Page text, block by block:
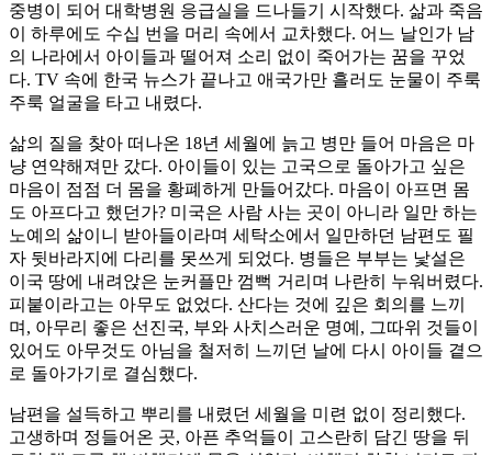
중병이 되어 대학병원 응급실을 드나들기 시작했다. 삶과 죽음
이 하루에도 수십 번을 머리 속에서 교차했다. 어느 날인가 남
의 나라에서 아이들과 떨어져 소리 없이 죽어가는 꿈을 꾸었
다. TV 속에 한국 뉴스가 끝나고 애국가만 흘러도 눈물이 주룩
주룩 얼굴을 타고 내렸다.
삶의 질을 찾아 떠나온 18년 세월에 늙고 병만 들어 마음은 마
냥 연약해져만 갔다. 아이들이 있는 고국으로 돌아가고 싶은
마음이 점점 더 몸을 황폐하게 만들어갔다. 마음이 아프면 몸
도 아프다고 했던가? 미국은 사람 사는 곳이 아니라 일만 하는
노예의 삶이니 받아들이라며 세탁소에서 일만하던 남편도 필
자 뒷바라지에 다리를 못쓰게 되었다. 병들은 부부는 낯설은
이국 땅에 내려앉은 눈커플만 껌뻑 거리며 나란히 누워버렸다.
피붙이라고는 아무도 없었다. 산다는 것에 깊은 회의를 느끼
며, 아무리 좋은 선진국, 부와 사치스러운 명예, 그따위 것들이
있어도 아무것도 아님을 철저히 느끼던 날에 다시 아이들 곁으
로 돌아가기로 결심했다.
남편을 설득하고 뿌리를 내렸던 세월을 미련 없이 정리했다.
고생하며 정들어온 곳, 아픈 추억들이 고스란히 담긴 땅을 뒤